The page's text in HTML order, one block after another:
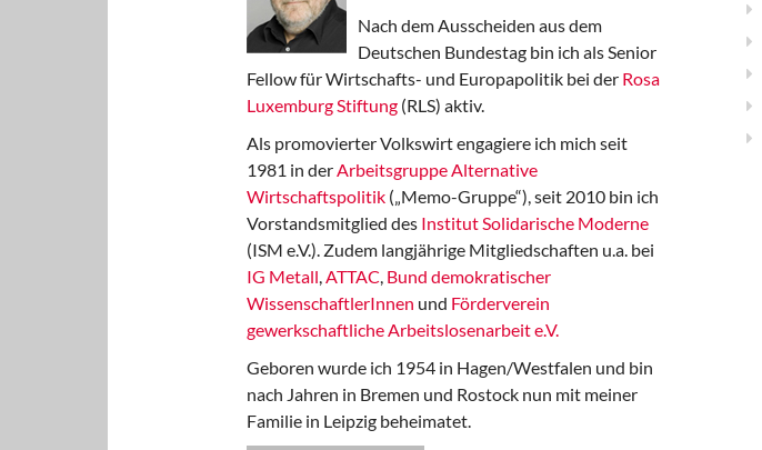
Nach dem Ausscheiden aus dem
Deutschen Bundestag bin ich als Senior
Fellow für Wirtschafts- und Europapolitik bei der Rosa
Luxemburg Stiftung (RLS) aktiv.
Als promovierter Volkswirt engagiere ich mich seit
1981 in derArbeitsgruppe Alternative
Wirtschaftspolitik („Memo-Gruppe“), seit 2010 bin ich
Vorstandsmitglied des Institut Solidarische Moderne
(ISM e.V.). Zudem langjährige Mitgliedschaften u.a. bei
IG Metall,ATTAC, Bund demokratischer
WissenschaftlerInnen und Förderverein
gewerkschaftliche Arbeitslosenarbeit e.V.
Geboren wurde ich 1954 in Hagen/Westfalen und bin
nach Jahren in Bremen und Rostock nun mit meiner
Familie in Leipzig beheimatet.